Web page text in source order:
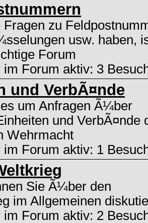
Fragen zu
usw. haben,
Forum
im Forum aktiv: 3
und VerbÃ¤nde
um Anfragen Ã¼ber
und VerbÃ¤nde
Wehrmacht
im Forum aktiv: 1
Sie Ã¼ber den
im Allgemeinen
im Forum aktiv: 2